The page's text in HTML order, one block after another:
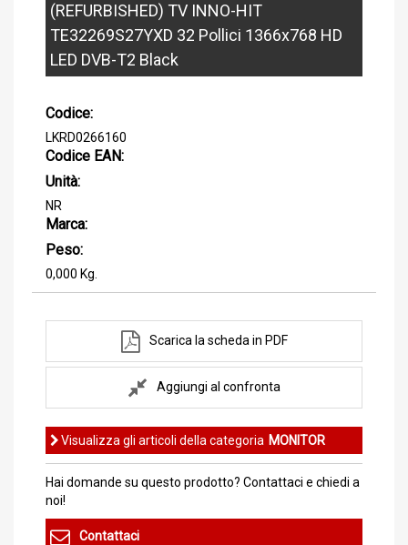
(REFURBISHED) TV INNO-HIT
TE32269S27YXD 32 Pollici 1366x768 HD
LED DVB-T2 Black
Codice:
LKRD0266160
Codice EAN:
Unità:
NR
Marca:
Peso:
0,000 Kg.
Scarica la scheda in PDF
Aggiungi al confronta
Visualizza gli articoli della categoria MONITOR
Hai domande su questo prodotto? Contattaci e chiedi a
noi!
Contattaci